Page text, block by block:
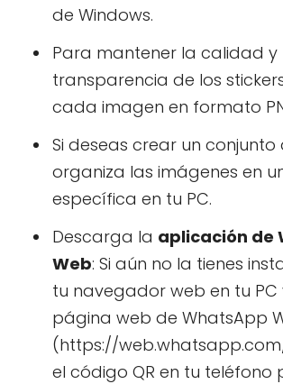
de Windows.
Para mantener la calidad y
transparencia de los
cada imagen en formato
Si deseas crear un conjunto
organiza las imágenes en
específica en tu PC.
Descarga la aplicación de
Web: Si aún no la tienes
tu navegador web en tu PC
página web de WhatsApp
(https://
el código QR en tu teléfono